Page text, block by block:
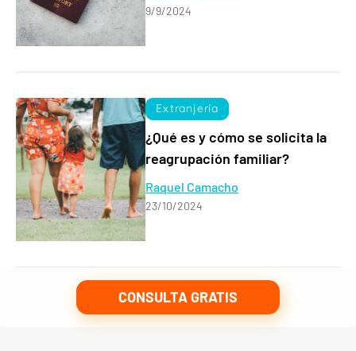
9/9/2024
Extranjería
¿Qué es y cómo se solicita la
reagrupación familiar?
Raquel Camacho
23/10/2024
CONSULTA GRATIS